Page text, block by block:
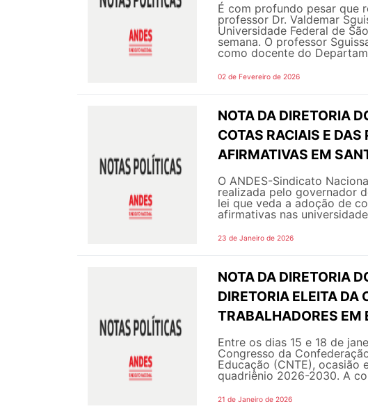
É com profundo pesar que
professor Dr. Valdemar
Universidade Federal de
semana. O professor
como docente do
02 de Fevereiro de 2026
NOTA DA DIRETORIA
COTAS RACIAIS E
AFIRMATIVAS EM
O ANDES-Sindicato
realizada pelo governador
lei que veda a adoção de
afirmativas nas
23 de Janeiro de 2026
NOTA DA DIRETORIA
DIRETORIA ELEITA DA
TRABALHADORES EM
Entre os dias 15 e 18 de
Congresso da
Educação (CNTE),
quadriênio 2026-2030. A
21 de Janeiro de 2026